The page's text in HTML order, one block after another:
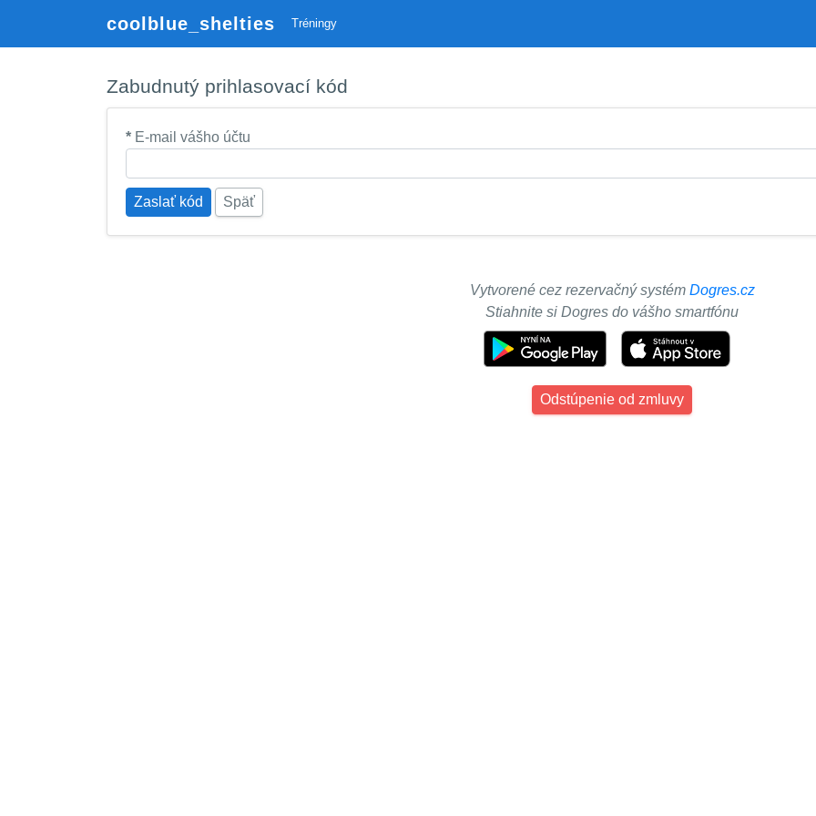
coolblue_shelties Tréningy
Zabudnutý prihlasovací kód
* E-mail vášho účtu
Zaslať kód Späť
Vytvorené cez rezervačný systém Dogres.cz
Stiahnite si Dogres do vášho smartfónu
Odstúpenie od zmluvy